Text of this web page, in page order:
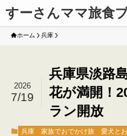
すーさんママ旅食
ホーム 兵庫
兵庫県淡路
花が満開！
ラン開放
2026
7/19
兵庫 家族でおでかけ旅 愛犬と